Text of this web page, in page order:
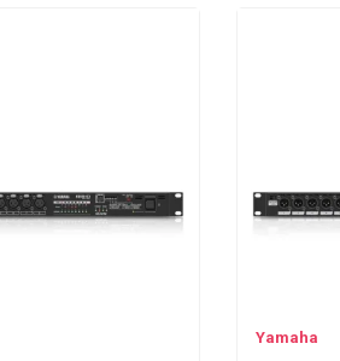
Yamaha